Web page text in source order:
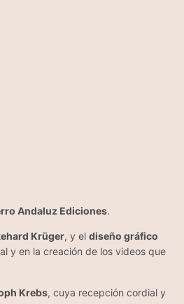
Andaluz Ediciones.
Krüger, y el diseño gráfico
y en la creación de los videos que
Krebs, cuya recepción cordial y